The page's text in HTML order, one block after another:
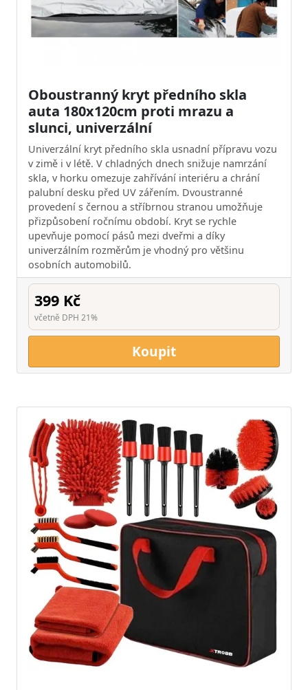
Oboustranný kryt předního skla
auta 180x120cm proti mrazu a
slunci, univerzální
Univerzální kryt předního skla usnadní přípravu vozu
v zimě i v létě. V chladných dnech snižuje namrzání
skla, v horku omezuje zahřívání interiéru a chrání
palubní desku před UV zářením. Dvoustranné
provedení s černou a stříbrnou stranou umožňuje
přizpůsobení ročnímu období. Kryt se rychle
upevňuje pomocí pásů mezi dveřmi a díky
univerzálním rozměrům je vhodný pro většinu
osobních automobilů.
399 Kč
včetně DPH 21%
Koupit